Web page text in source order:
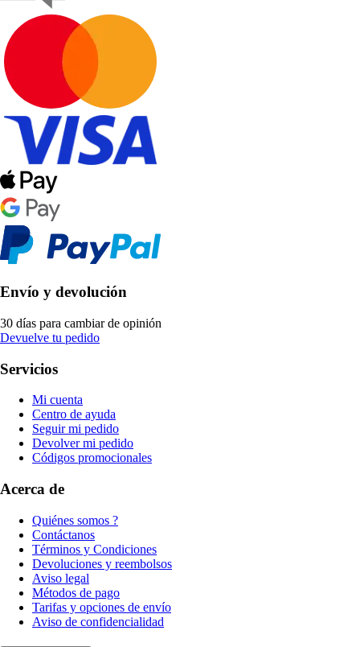
Envío y devolución
30 días para cambiar de opinión
Devuelve tu pedido
Servicios
Mi cuenta
Centro de ayuda
Seguir mi pedido
Devolver mi pedido
Códigos promocionales
Acerca de
Quiénes somos ?
Contáctanos
Términos y Condiciones
Devoluciones y reembolsos
Aviso legal
Métodos de pago
Tarifas y opciones de envío
Aviso de confidencialidad